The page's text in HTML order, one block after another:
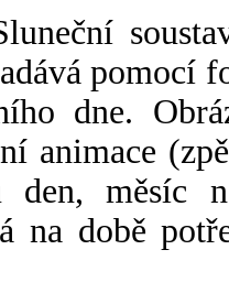
pomocí
dne.
animace
měsíc
na době